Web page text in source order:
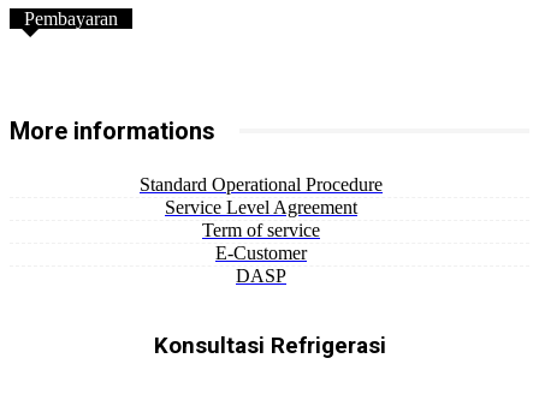
Pembayaran
More informations
Standard Operational Procedure
Service Level Agreement
Term of service
E-Customer
DASP
Konsultasi Refrigerasi